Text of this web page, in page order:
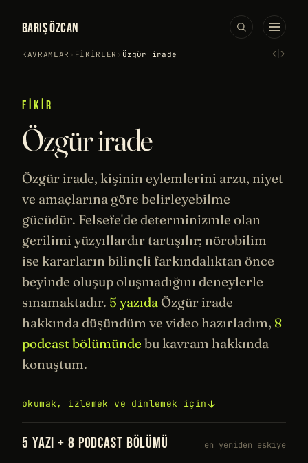
BARIŞ ÖZCAN
KAVRAMLAR › FIKIRLER › Özgür irade ‹›
FIKIR
Özgür irade
Özgür irade, kişinin eylemlerini arzu, niyet
ve amaçlarına göre belirleyebilme
gücüdür. Felsefe'de determinizmle olan
gerilimi yüzyıllardır tartışılır; nörobilim
ise kararların bilinçli farkındalıktan önce
beyinde oluşup oluşmadığını deneylerle
sınamaktadır. 5 yazıda Özgür irade
hakkında düşündüm ve video hazırladım, 8
podcast bölümünde bu kavram hakkında
konuştum.
okumak, izlemek ve dinlemek için
5 YAZI + 8 PODCAST BÖLÜMÜ en yeniden eskiye